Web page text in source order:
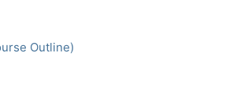
Outline)